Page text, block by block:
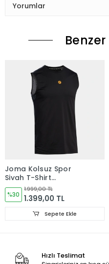
Yorumlar
Joma Kolsuz Spor
Siyah T-Shirt
104822.100
%30
1.999,00 TL
1.399,00 TL
Sepete Ekle
Hızlı Teslimat